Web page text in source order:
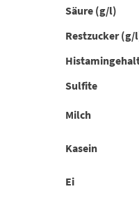
Säure (g/l)
Restzucker (g/
Sulfite
Milch
Kasein
Ei